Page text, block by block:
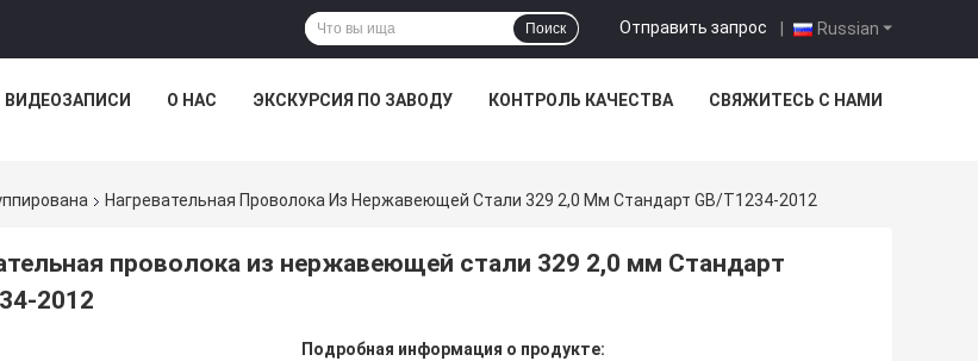
Russian
Отправить запрос |
Поиск
ВИДЕОЗАПИСИ О НАС ЭКСКУРСИЯ ПО ЗАВОДУ КОНТРОЛЬ КАЧЕСТВА СВЯЖИТЕСЬ С НАМИ
Нагревательная Проволока Из Нержавеющей Стали 329 2,0 Мм Стандарт GB/T1234-2012
проволока из нержавеющей стали 329 2,0 мм Стандарт
2012
Подробная информация о продукте: